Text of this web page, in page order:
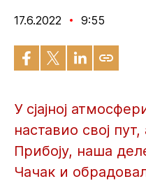
17.6.2022 9:55
У сјајној
наставио свој
Прибоју, наша
Чачак и